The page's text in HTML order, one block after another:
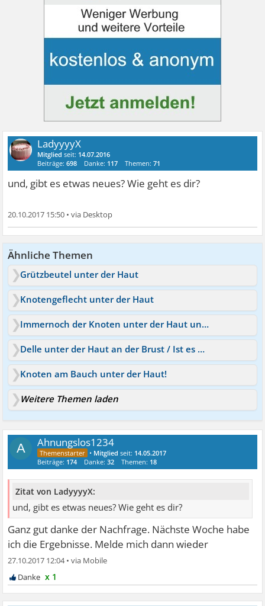
LadyyyyX
Mitglied seit: 14.07.2016
Beiträge:698 Danke: 117 Themen:71
und, gibt es etwas neues? Wie geht es dir?
20.10.2017 15:50 •
Ähnliche Themen
Grützbeutel unter der Haut
Knotengeflecht unter der Haut
Immernoch der Knoten unter der Haut und so eine Angst
Delle unter der Haut an der Brust / Ist es Brustkrebs?
Knoten am Bauch unter der Haut!
Weitere Themen laden
A Ahnungslos1234
• Mitglied seit: 14.05.2017
Beiträge: 174 Danke:32 Themen: 18
Zitat von LadyyyyX:
und, gibt es etwas neues? Wie geht es dir?
Ganz gut danke der Nachfrage. Nächste Woche habe
ich die Ergebnisse. Melde mich dann wieder
27.10.2017 12:04•
x 1